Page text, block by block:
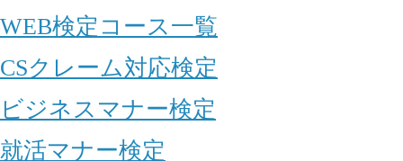
WEB検定コース一覧
CSクレーム対応検定
ビジネスマナー検定
就活マナー検定